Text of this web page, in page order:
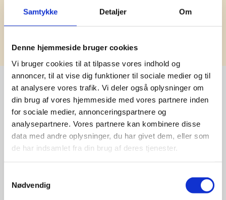
Samtykke Detaljer Om
Denne hjemmeside bruger cookies
Vi bruger cookies til at tilpasse vores indhold og
annoncer, til at vise dig funktioner til sociale medier og til
at analysere vores trafik. Vi deler også oplysninger om
din brug af vores hjemmeside med vores partnere inden
for sociale medier, annonceringspartnere og
analysepartnere. Vores partnere kan kombinere disse
data med andre oplysninger, du har givet dem, eller som
de har indsamlet fra din brug af deres tjenester.
Nødvendig
Stærke
leverandører
giver større